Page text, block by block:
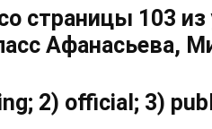
страницы 103 из
Афанасьева,
2) official; 3)